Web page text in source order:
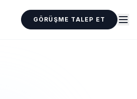
GÖRÜŞME TALEP ET